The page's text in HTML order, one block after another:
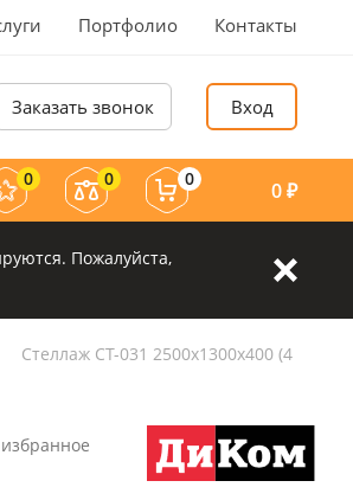
Портфолио Контакты
Заказать звонок Вход
0 0 0 0₽
Пожалуйста,
Стеллаж СТ-031 2500х1300х400 (4